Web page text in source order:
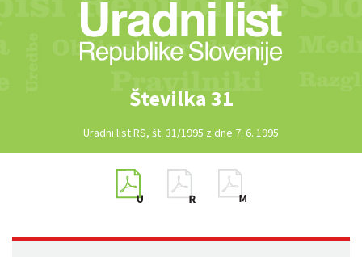
Številka 31
Uradni list RS, št. 31/1995 z dne 7. 6. 1995